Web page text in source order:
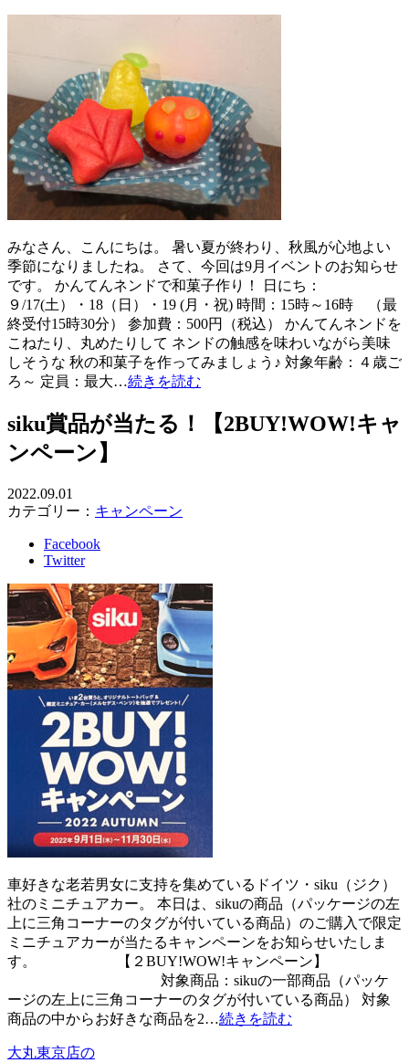
みなさん、こんにちは。 暑い夏が終わり、秋風が心地よい
季節になりましたね。 さて、今回は9月イベントのお知らせ
です。 かんてんネンドで和菓子作り！ 日にち：
９/17(土）・18（日）・19 (月・祝) 時間：15時～16時 （最
終受付15時30分） 参加費：500円（税込） かんてんネンドを
こねたり、丸めたりして ネンドの触感を味わいながら美味
しそうな 秋の和菓子を作ってみましょう♪ 対象年齢：４歳ご
ろ～ 定員：最大…続きを読む
siku賞品が当たる！【2BUY!WOW!キャ
ンペーン】
2022.09.01
カテゴリー： キャンペーン
Facebook
Twitter
車好きな老若男女に支持を集めているドイツ・siku（ジク）
社のミニチュアカー。 本日は、sikuの商品（パッケージの左
上に三角コーナーのタグが付いている商品）のご購入で限定
ミニチュアカーが当たるキャンペーンをお知らせいたしま
す。 【２BUY!WOW!キャンペーン】
対象商品：sikuの一部商品（パッケ
ージの左上に三角コーナーのタグが付いている商品） 対象
商品の中からお好きな商品を2…続きを読む
大丸東京店の